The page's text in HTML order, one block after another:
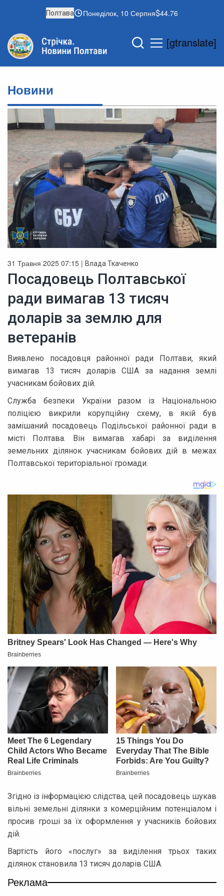
Полтава Понеділок, 10 Серпня 44.76
[gtranslate]
Новини
31 Травня 2025 07:15 | Влада Ткаченко
Посадовець Полтавської
ради вимагав 13 тисяч
доларів за землю для
ветеранів
Виявлено посадовця районної ради Полтави, який
вимагав 13 тисяч доларів США за надання землі
учасникам бойових дій.
Служба безпеки України разом із Національною
поліцією викрили корупційну схему, в якій був
замішаний посадовець Подільської районної ради в
місті Полтава. Він вимагав хабарі за виділення
земельних ділянок учасникам бойових дій в межах
Полтавської територіальної громади.
Згідно із інформацією слідства, цей посадовець шукав
вільні земельні ділянки з комерційним потенціалом і
просив гроші за їх оформлення у учасників бойових
дій.
Вартість його «послуг» за виділення трьох таких
ділянок становила 13 тисяч доларів США.
Реклама